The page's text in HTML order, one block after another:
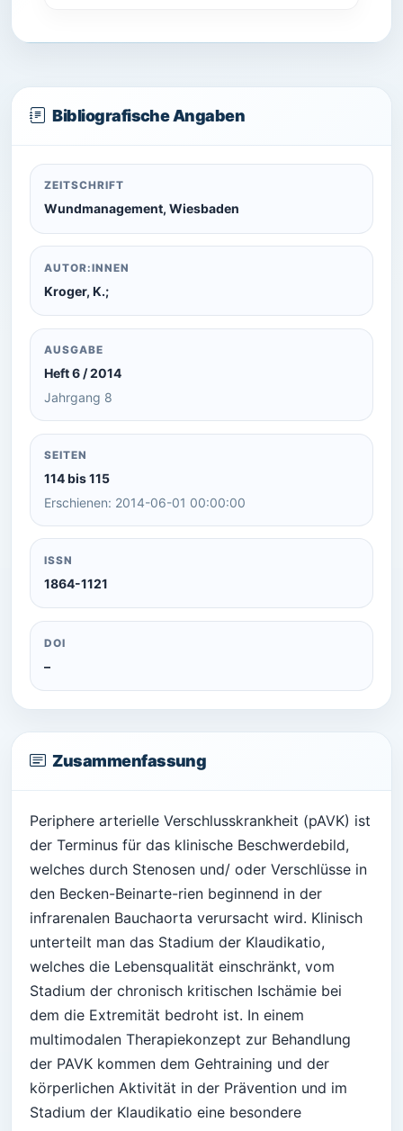
Bibliografische Angaben
ZEITSCHRIFT
Wundmanagement, Wiesbaden
AUTOR:INNEN
Kroger, K.;
AUSGABE
Heft 6 / 2014
Jahrgang 8
SEITEN
114 bis 115
Erschienen: 2014-06-01 00:00:00
ISSN
1864-1121
DOI
–
Zusammenfassung
Periphere arterielle Verschlusskrankheit (pAVK) ist
der Terminus für das klinische Beschwerdebild,
welches durch Stenosen und/ oder Verschlüsse in
den Becken-Beinarte-rien beginnend in der
infrarenalen Bauchaorta verursacht wird. Klinisch
unterteilt man das Stadium der Klaudikatio,
welches die Lebensqualität einschränkt, vom
Stadium der chronisch kritischen Ischämie bei
dem die Extremität bedroht ist. In einem
multimodalen Therapiekonzept zur Behandlung
der PAVK kommen dem Gehtraining und der
körperlichen Aktivität in der Prävention und im
Stadium der Klaudikatio eine besondere